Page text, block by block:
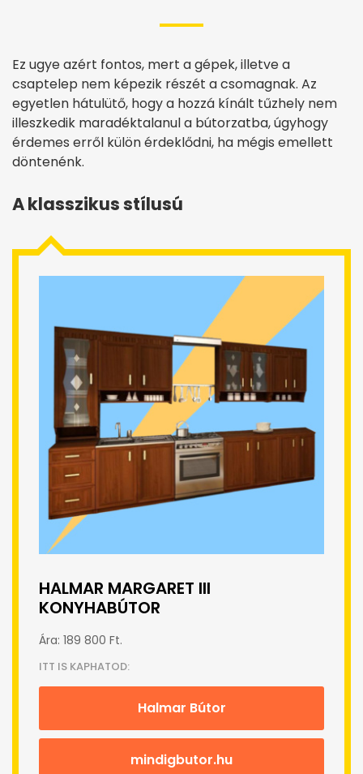
Ez ugye azért fontos, mert a gépek, illetve a
csaptelep nem képezik részét a csomagnak. Az
egyetlen hátulütő, hogy a hozzá kínált tűzhely nem
illeszkedik maradéktalanul a bútorzatba, úgyhogy
érdemes erről külön érdeklődni, ha mégis emellett
döntenénk.
A klasszikus stílusú
HALMAR MARGARET III
KONYHABÚTOR
Ára: 189 800 Ft.
ITT IS KAPHATOD:
Halmar Bútor
mindigbutor.hu